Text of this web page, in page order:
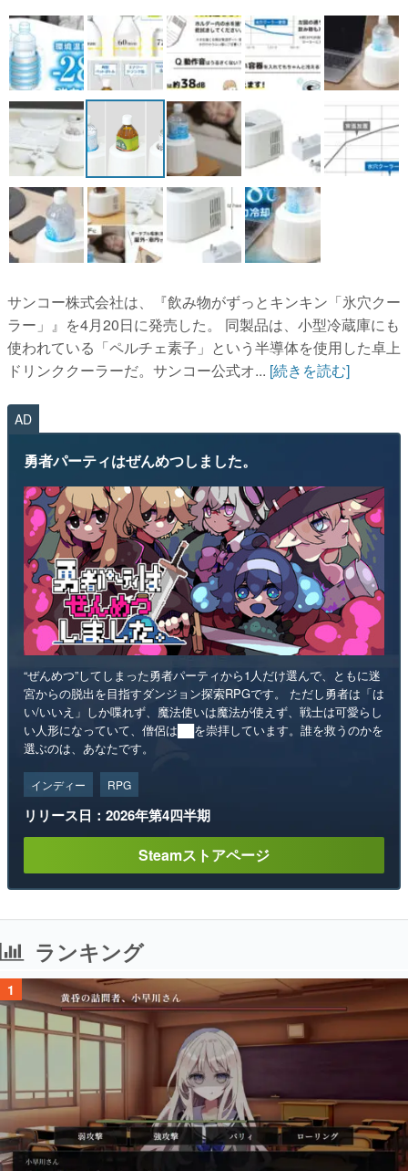
アプリレビュー
その他
電ファミニコゲーマーとは？
運営：株式会社マレ
サンコー株式会社は、『飲み物がずっとキンキン「氷穴クー
ラー」』を4月20日に発売した。 同製品は、小型冷蔵庫にも
ドリンククーラーだ。サンコー公式オ...[続きを読む]
AD
“ぜんめつ”してしまった勇者パーティから1人だけ選んで、ともに迷
宮からの脱出を目指すダンジョン探索RPGです。 ただし勇者は「は
い/いいえ」しか喋れず、魔法使いは魔法が使えず、戦士は可愛らし
選ぶのは、あなたです。
インディー RPG
リリース日：2026年第4四半期
ランキング
1
「パリィ」や「ローリング」で女の子と会話するソウルライク恋愛ゲーム